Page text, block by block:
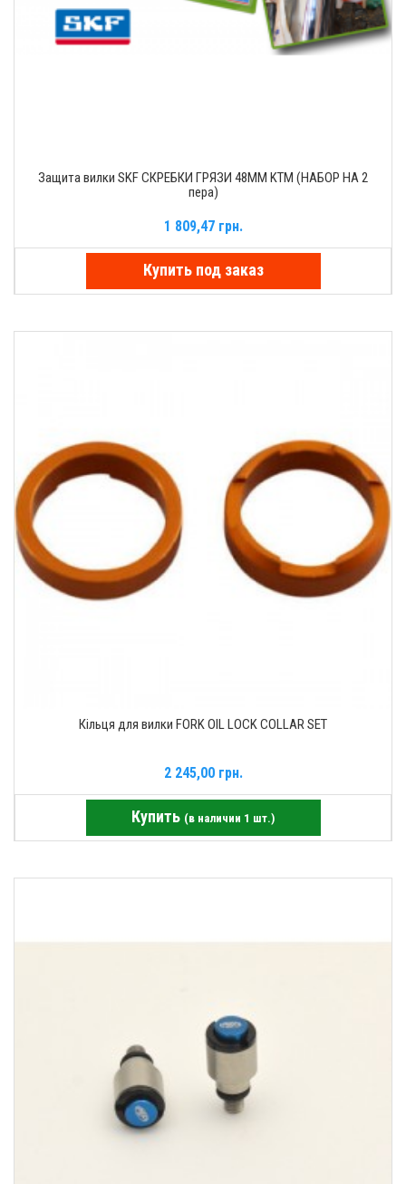
Защита вилки SKF СКРЕБКИ ГРЯЗИ 48MM KTM (НАБОР НА 2
пера)
1 809,47 грн.
Купить под заказ
Кільця для вилки FORK OIL LOCK COLLAR SET
2 245,00 грн.
Купить (в наличии 1 шт.)